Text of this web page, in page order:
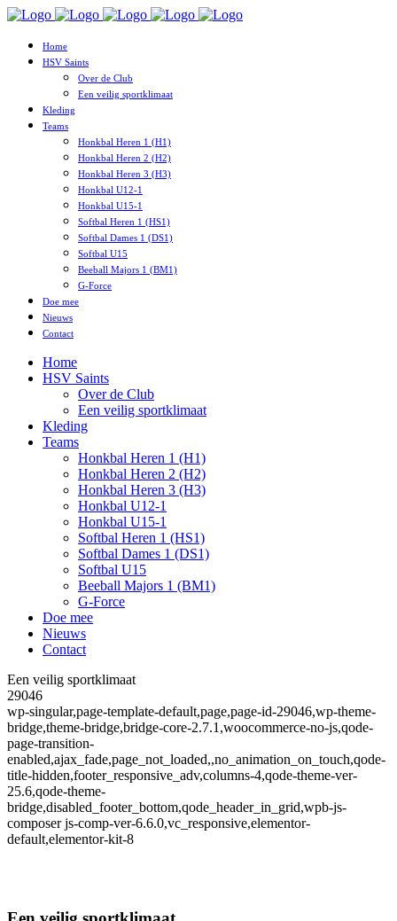
Home
HSV Saints
Over de Club
Een veilig sportklimaat
Kleding
Teams
Honkbal Heren 1 (H1)
Honkbal Heren 2 (H2)
Honkbal Heren 3 (H3)
Honkbal U12-1
Honkbal U15-1
Softbal Heren 1 (HS1)
Softbal Dames 1 (DS1)
Softbal U15
Beeball Majors 1 (BM1)
G-Force
Doe mee
Nieuws
Contact
Home
HSV Saints
Over de Club
Een veilig sportklimaat
Kleding
Teams
Honkbal Heren 1 (H1)
Honkbal Heren 2 (H2)
Honkbal Heren 3 (H3)
Honkbal U12-1
Honkbal U15-1
Softbal Heren 1 (HS1)
Softbal Dames 1 (DS1)
Softbal U15
Beeball Majors 1 (BM1)
G-Force
Doe mee
Nieuws
Contact
Een veilig sportklimaat
29046
wp-singular,page-template-default,page,page-id-29046,wp-theme-
bridge,theme-bridge,bridge-core-2.7.1,woocommerce-no-js,qode-
page-transition-
enabled,ajax_fade,page_not_loaded,,no_animation_on_touch,qode-
title-hidden,footer_responsive_adv,columns-4,qode-theme-ver-
25.6,qode-theme-
bridge,disabled_footer_bottom,qode_header_in_grid,wpb-js-
composer js-comp-ver-6.6.0,vc_responsive,elementor-
default,elementor-kit-8